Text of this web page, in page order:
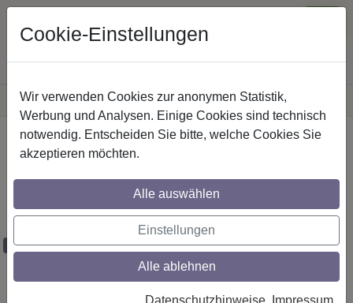
VersandkostenfreieLieferung innerhalb Deutschlands
Sichere Zahlung
Startseite Gardinenstangen Edelstahl-Optik
Messing-Optik in 20 mm Ø, 2-läufig,
Modell PRESTIGE - Santo
Maßzuschnitt möglich
Cookie-Einstellungen
Wir verwenden Cookies zur anonymen Statistik,
Werbung und Analysen. Einige Cookies sind technisch
notwendig. Entscheiden Sie bitte, welche Cookies Sie
akzeptieren möchten.
Alle auswählen
Einstellungen
Alle ablehnen
Datenschutzhinweise Impressum